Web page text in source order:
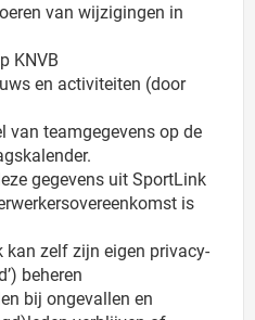
van wijzigingen in
KNVB
en activiteiten (door
van teamgegevens op de
gegevens uit SportLink
is
kan zelf zijn eigen privacy-
beheren
bij ongevallen en